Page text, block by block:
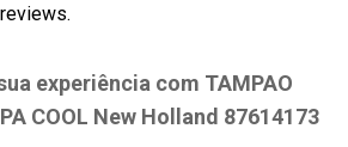
experiência com TAMPAO
COOL New Holland 87614173